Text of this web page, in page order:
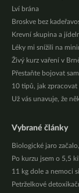
Lví brána
Broskve bez
Krevní skupina a
Léky mi snížili na
Živý kurz vaření v
Přestaňte bojovat
10 tipů, jak
Už vás unavuje, že
Vybrané články
Biologické jaro
Po kurzu jsem o 5,5
11 kg dole a nemoci
Petrželkové